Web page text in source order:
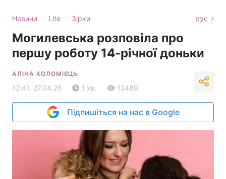
Новини › Lite › Зірки рус
Могилевська розповіла про
першу роботу 14-річної доньки
АЛІНА КОЛОМІЄЦЬ
12:41, 27.04.26 1 хв. 12489
Підпишіться на нас в Google